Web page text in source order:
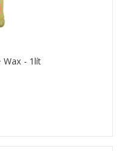
Wax - 1lít